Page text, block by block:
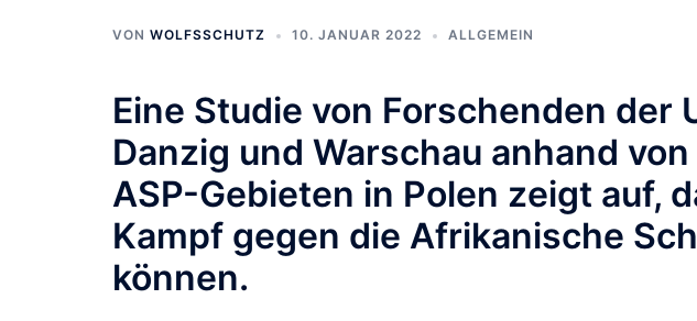
VON WOLFSSCHUTZ 10. JANUAR 2022 ALLGEMEIN
Eine Studie von Forschenden der
Danzig und Warschau anhand
ASP-Gebieten in Polen zeigt auf,
Kampf gegen die Afrikanische
können.